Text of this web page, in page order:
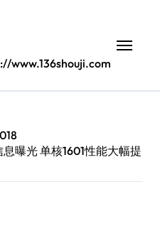
www.136shouji.com
曝光 单核1601性能大幅提